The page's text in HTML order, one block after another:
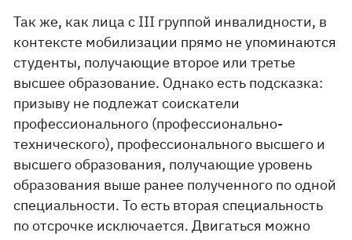
Так же, как лица с ІІІ группой инвалидности, в
контексте мобилизации прямо не упоминаются
студенты, получающие второе или третье
высшее образование. Однако есть подсказка:
призыву не подлежат соискатели
профессионального (профессионально-
технического), профессионального высшего и
высшего образования, получающие уровень
образования выше ранее полученного по одной
специальности. То есть вторая специальность
по отсрочке исключается. Двигаться можно